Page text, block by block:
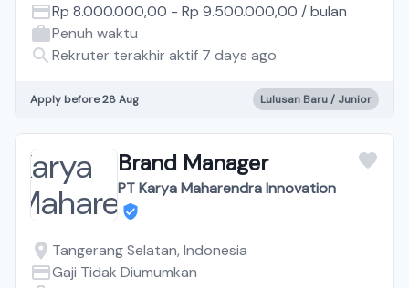
Rp 8.000.000,00 - Rp 9.500.000,00 /bulan
Penuh waktu
Rekruter terakhir aktif 7 days ago
Apply before 28 Aug Lulusan Baru / Junior
Brand Manager
PT Karya Maharendra Innovation
Tangerang Selatan, Indonesia
Gaji Tidak Diumumkan